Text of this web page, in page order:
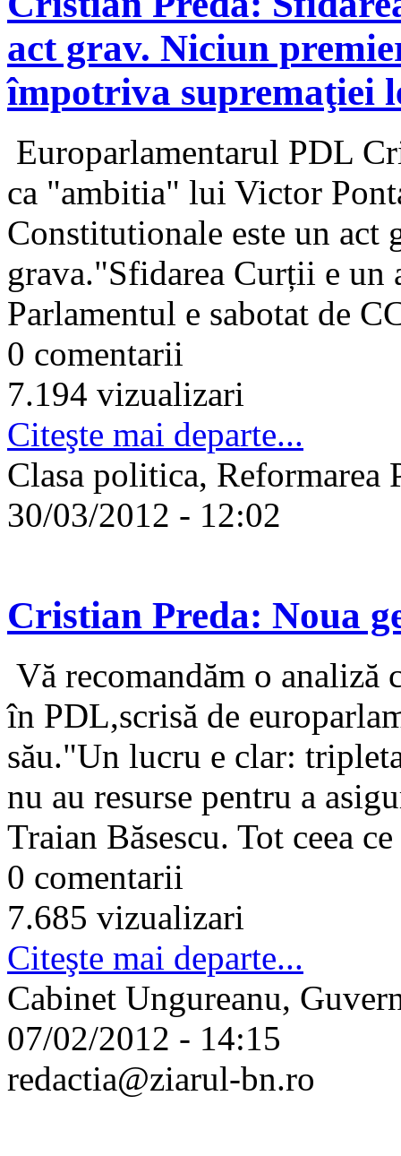
act grav. Niciun
împotriva supremaţiei
Europarlamentarul PDL
ca "ambitia" lui Victor
Constitutionale este un act
grava."Sfidarea Curții e un
Parlamentul e sabotat de
0 comentarii
7.194 vizualizari
Citeşte mai departe...
Clasa politica,
30/03/2012 - 12:02
Cristian Preda: Noua
Vă recomandăm o analiză
în PDL,scrisă de
său."Un lucru e clar:
nu au resurse pentru a
Traian Băsescu. Tot ceea
0 comentarii
7.685 vizualizari
Citeşte mai departe...
Cabinet Ungureanu,
07/02/2012 - 14:15
redactia@ziarul-bn.ro